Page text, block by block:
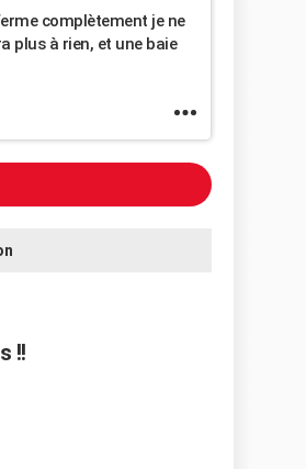
complètement je ne
plus à rien, et une baie
!!